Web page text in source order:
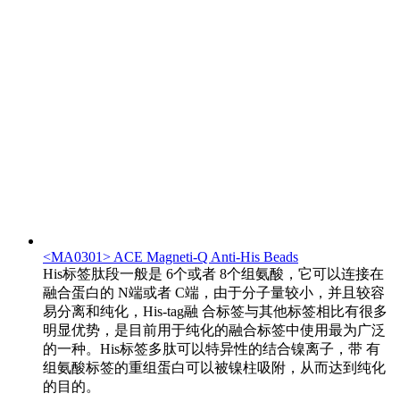
<MA0301> ACE Magneti-Q Anti-His Beads
His标签肽段一般是 6个或者 8个组氨酸，它可以连接在
融合蛋白的 N端或者 C端，由于分子量较小，并且较容
易分离和纯化，His-tag融 合标签与其他标签相比有很多
明显优势，是目前用于纯化的融合标签中使用最为广泛
的一种。His标签多肽可以特异性的结合镍离子，带 有
组氨酸标签的重组蛋白可以被镍柱吸附，从而达到纯化
的目的。